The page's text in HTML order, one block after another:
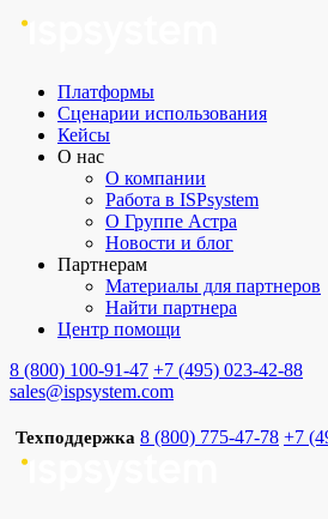
Платформы
Сценарии использования
Кейсы
О нас
О компании
Работа в ISPsystem
О Группе Астра
Новости и блог
Партнерам
Материалы для партнеров
Найти партнера
Центр помощи
8 (800) 100-91-47 +7 (495) 023-42-88
sales@ispsystem.com
Техподдержка 8 (800) 775-47-78 +7